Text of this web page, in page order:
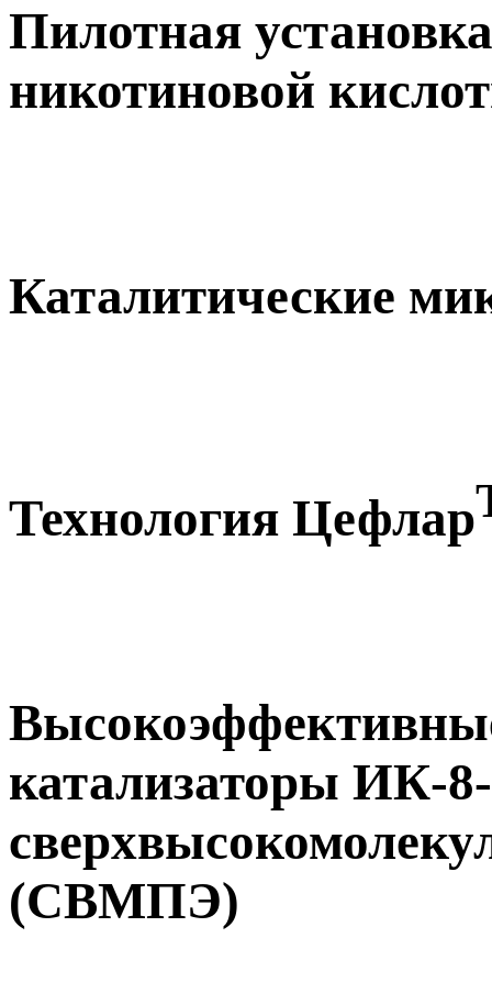
Пилотная
никотиновой
Каталитические
Технология Цефлар
катализаторы ИК-
(СВМПЭ)